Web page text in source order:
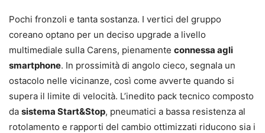
Pochi fronzoli e tanta sostanza. I vertici del gruppo
coreano optano per un deciso upgrade a livello
multimediale sulla Carens, pienamente connessa agli
smartphone. In prossimità di angolo cieco, segnala un
ostacolo nelle vicinanze, così come avverte quando si
supera il limite di velocità. L’inedito pack tecnico composto
da sistema Start&Stop, pneumatici a bassa resistenza al
rotolamento e rapporti del cambio ottimizzati riducono sia i